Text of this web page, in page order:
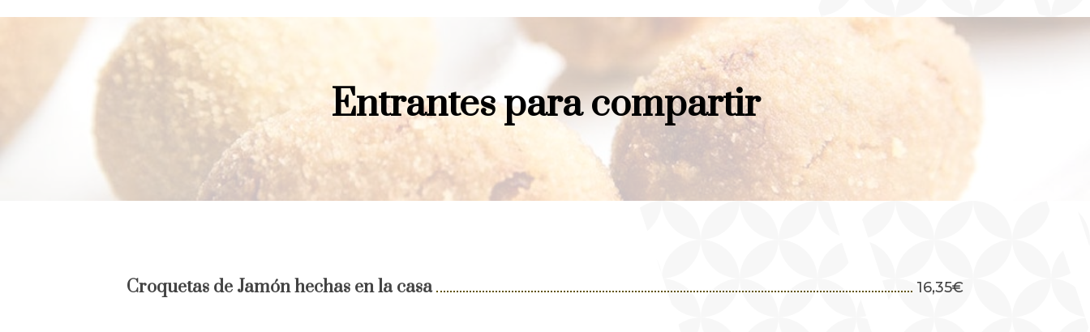
Entrantes para compartir
Croquetas de Jamón hechas en la casa 16,35€